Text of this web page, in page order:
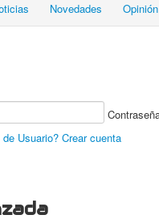
Novedades Opinión
de Usuario? Crear cuenta